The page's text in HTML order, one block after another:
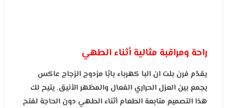
راحة ومراقبة مثالية أثناء الطهي
يقدّم فرن بلت ان البا كهرباء بابًا مزدوج الزجاج عاكس
يجمع بين العزل الحراري الفعال والمظهر الأنيق. يتيح لك
هذا التصميم متابعة الطعام أثناء الطهي دون الحاجة لفتح